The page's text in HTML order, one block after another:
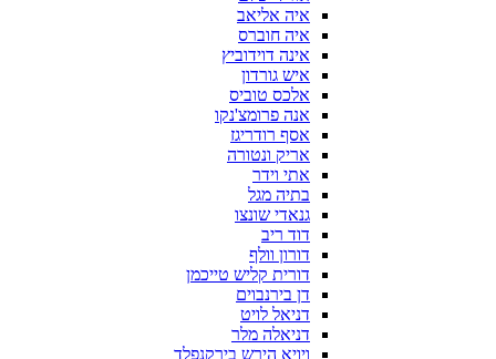
איה אליאב
איה חוברס
אינה דוידוביץ
איש גורדון
אלכס טוביס
אנה פרומצ'נקו
אסף רודריגז
אריק ונטורה
אתי וידר
בתיה מגל
גנאדי שונצו
דוד ריב
דורון וולף
דורית קליש טייכמן
דן בירנבוים
דניאל לויט
דניאלה מלר
ויויא הירש בירקנפלד